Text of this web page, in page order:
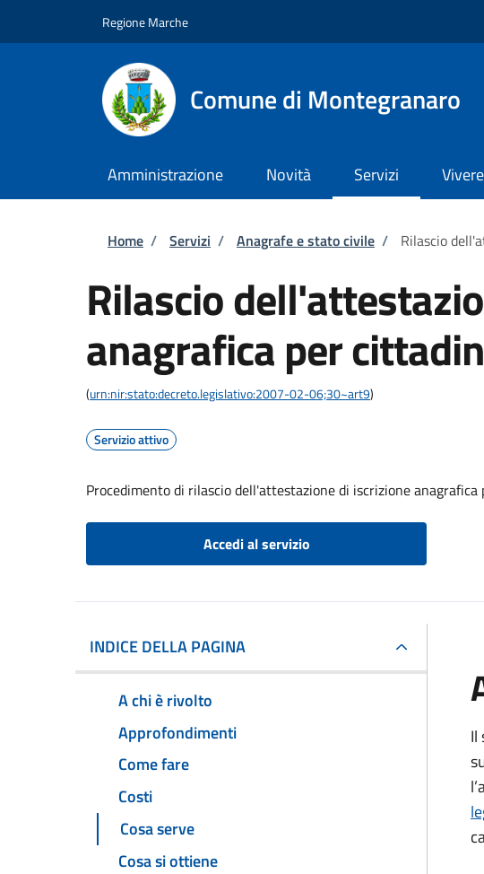
Regione Marche
Comune di Montegranaro
Amministrazione Novità Servizi
Briciole di pane
Home / Servizi / Anagrafe e stato civile / Rilascio
Rilascio
anagrafica per
(urn:nir:stato:decreto.legislativo:2007-02-06;30~art9)
Servizio attivo
Procedimento di rilascio dell'attestazione di iscrizione
Accedi al servizio
INDICE DELLA PAGINA
A chi è rivolto
Approfondimenti
Come fare
Costi
Cosa serve
Cosa si ottiene
Il